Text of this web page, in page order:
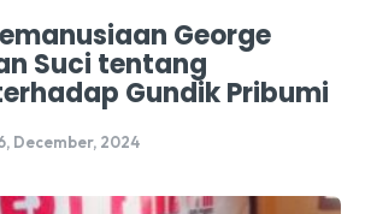
George
Suci tentang
Gundik Pribumi
December, 2024